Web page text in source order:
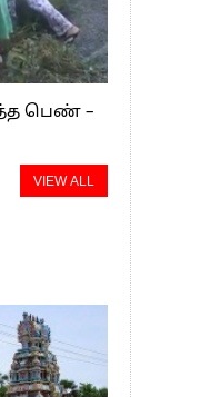
பெண் –
VIEW ALL